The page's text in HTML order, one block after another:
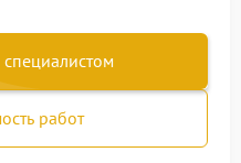
специалистом
работ